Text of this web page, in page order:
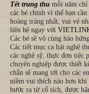
Tết trung thu mỗi năm
các bé chính vì thế bạn
hoàng tráng nhất, vui vẻ
liên hệ ngay với
Các bé sẽ vô cùng hào
Các tiết mục ca hát nghệ
các nghệ sỹ, thực đơn tiệc
chuyên nghiệp được thiết
chắn sẽ mang tới cho các
niềm vui thích nào hơn khi
bước ra từ cổ tích, được